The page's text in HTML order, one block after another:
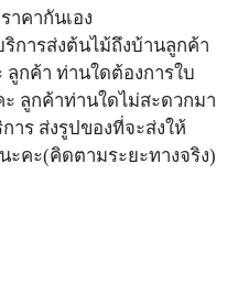
าคากันเอง
การส่งต้นไม้ถึงบ้านลูกค้า
กค้า ท่านใดต้องการใบ
ลูกค้าท่านใดไม่สะดวกมา
าร ส่งรูปของที่จะส่งให้
ะคะ(คิดตามระยะทางจริง)